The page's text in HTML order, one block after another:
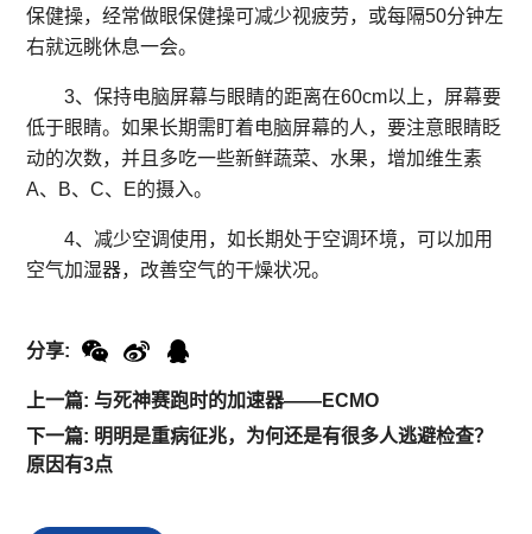
保健操，经常做眼保健操可减少视疲劳，或每隔50分钟左
右就远眺休息一会。
3、保持电脑屏幕与眼睛的距离在60cm以上，屏幕要
低于眼睛。如果长期需盯着电脑屏幕的人，要注意眼睛眨
动的次数，并且多吃一些新鲜蔬菜、水果，增加维生素
A、B、C、E的摄入。
4、减少空调使用，如长期处于空调环境，可以加用
空气加湿器，改善空气的干燥状况。
上一篇: 与死神赛跑时的加速器——ECMO
下一篇: 明明是重病征兆，为何还是有很多人逃避检查？
原因有3点
分享: